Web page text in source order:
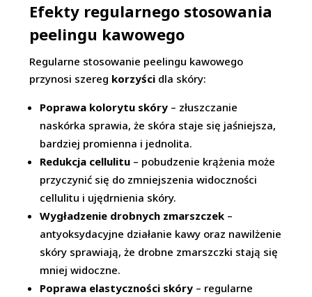
Efekty regularnego stosowania
peelingu kawowego
Regularne stosowanie peelingu kawowego
przynosi szereg korzyści dla skóry:
Poprawa kolorytu skóry – złuszczanie
naskórka sprawia, że skóra staje się jaśniejsza,
bardziej promienna i jednolita.
Redukcja cellulitu – pobudzenie krążenia może
przyczynić się do zmniejszenia widoczności
cellulitu i ujędrnienia skóry.
Wygładzenie drobnych zmarszczek –
antyoksydacyjne działanie kawy oraz nawilżenie
skóry sprawiają, że drobne zmarszczki stają się
mniej widoczne.
Poprawa elastyczności skóry – regularne